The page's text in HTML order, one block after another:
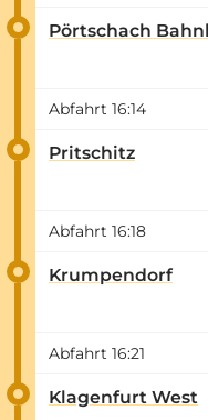
Pörtschach
Abfahrt 16:14
Pritschitz
Abfahrt 16:18
Krumpendorf
Abfahrt 16:21
Klagenfurt West